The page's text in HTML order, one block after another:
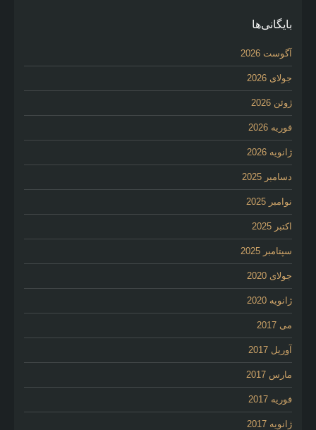
بایگانی‌ها
آگوست 2026
جولای 2026
ژوئن 2026
فوریه 2026
ژانویه 2026
دسامبر 2025
نوامبر 2025
اکتبر 2025
سپتامبر 2025
جولای 2020
ژانویه 2020
می 2017
آوریل 2017
مارس 2017
فوریه 2017
ژانویه 2017